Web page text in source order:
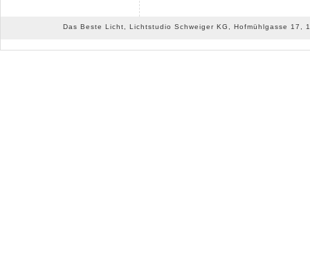
Das Beste Licht, Lichtstudio Schweiger KG, Hofmühlgasse